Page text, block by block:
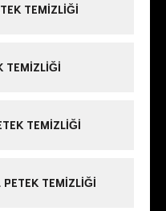
TEMIZLIĞI
TEMIZLIĞI
TEMIZLIĞI
PETEK TEMIZLIĞI